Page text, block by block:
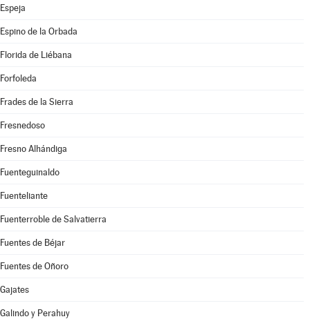
Espeja
Espino de la Orbada
Florida de Liébana
Forfoleda
Frades de la Sierra
Fresnedoso
Fresno Alhándiga
Fuenteguinaldo
Fuenteliante
Fuenterroble de Salvatierra
Fuentes de Béjar
Fuentes de Oñoro
Gajates
Galindo y Perahuy